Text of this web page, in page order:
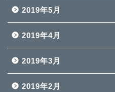
2019年5月
2019年4月
2019年3月
2019年2月